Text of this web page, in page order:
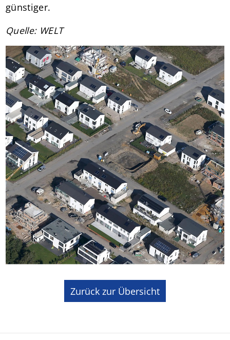
günstiger.
Quelle: WELT
Zurück zur Übersicht